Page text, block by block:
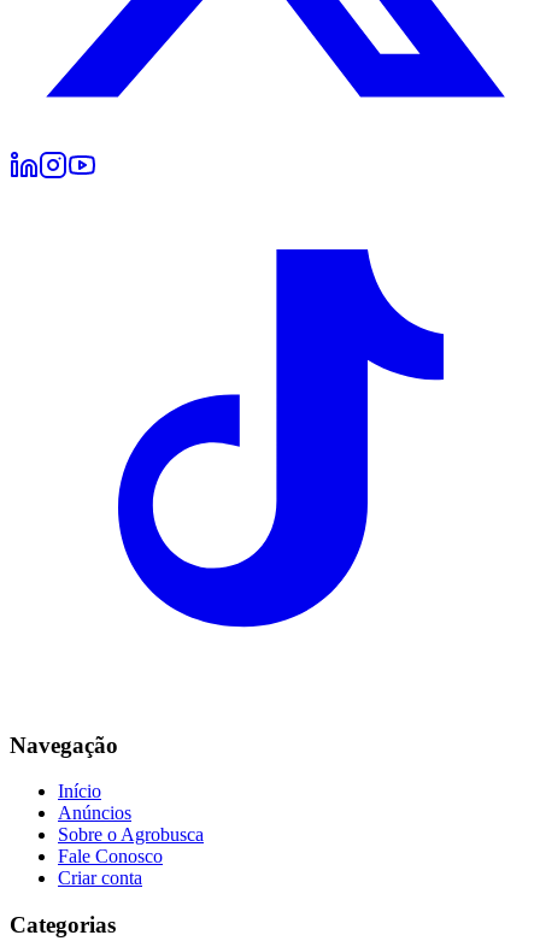
Navegação
Início
Anúncios
Sobre o Agrobusca
Fale Conosco
Criar conta
Categorias